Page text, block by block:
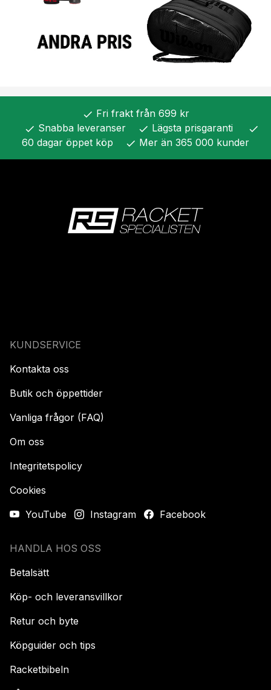
check Fri frakt från 699 kr
check Snabba leveranser check Lägsta prisgaranti check
60 dagar öppet köp check Mer än 365 000 kunder
KUNDSERVICE
Kontakta oss
Butik och öppettider
Vanliga frågor (FAQ)
Om oss
Integritetspolicy
Cookies
YouTube
Instagram Facebook
HANDLA HOS OSS
Betalsätt
Köp- och leveransvillkor
Retur och byte
Köpguider och tips
Racketbibeln